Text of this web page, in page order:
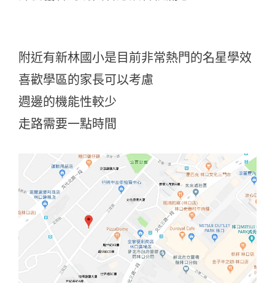
附近有新林國小是目前非常熱門的名星學效
喜歡學區的家長可以考慮
週邊的機能性較少
走路需要一點時間